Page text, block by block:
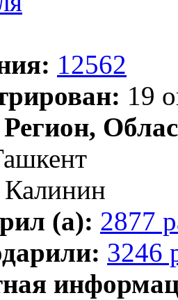
12562
19
Калинин
(а): 2877
3246